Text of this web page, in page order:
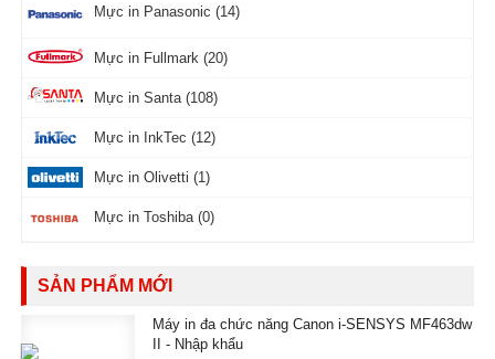
Mực in Panasonic (14)
Mực in Fullmark (20)
Mực in Santa (108)
Mực in InkTec (12)
Mực in Olivetti (1)
Mực in Toshiba (0)
SẢN PHẨM MỚI
Máy in đa chức năng Canon i-SENSYS MF463dw
II - Nhập khẩu